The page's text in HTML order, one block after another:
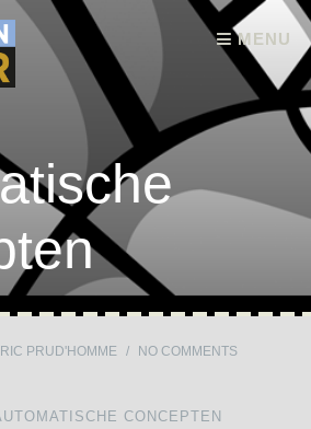
MENU
PRUD'HOMME / NO COMMENTS
CONCEPTEN